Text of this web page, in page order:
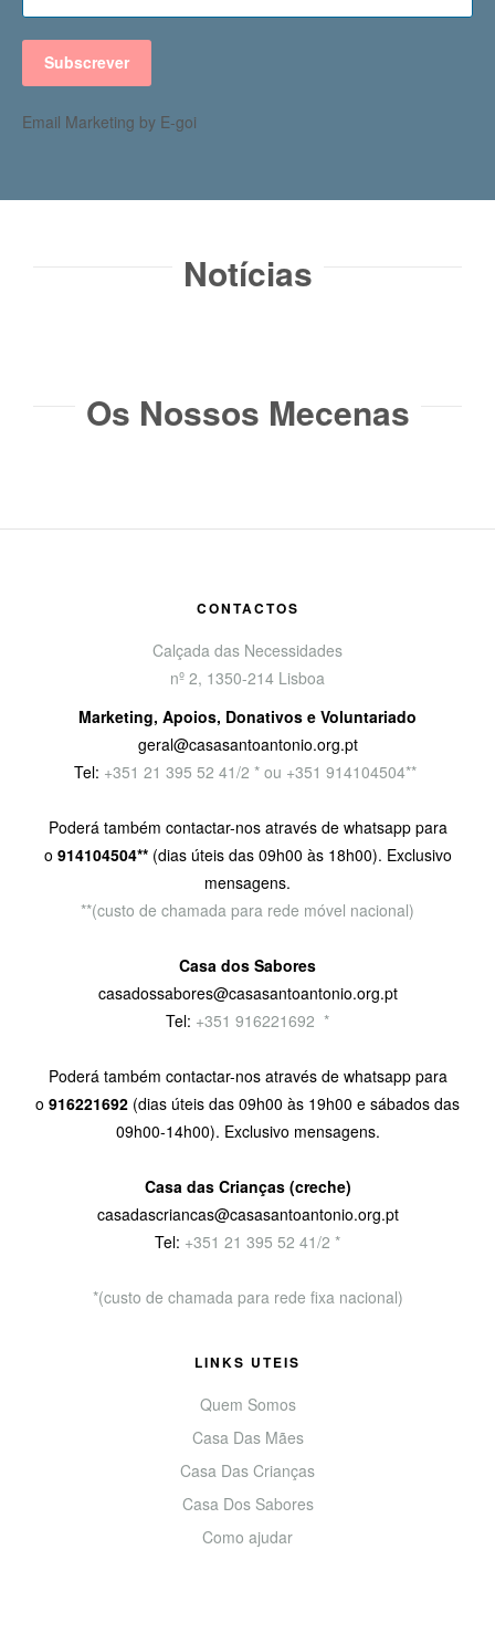
Subscrever
Email Marketing by E-goi
Notícias​
Os Nossos Mecenas
CONTACTOS
Calçada das Necessidades
nº 2, 1350-214 Lisboa
Marketing, Apoios, Donativos e Voluntariado
geral@casasantoantonio.org.pt
Tel: +351 21 395 52 41/2 * ou +351 914104504**
Poderá também contactar-nos através de whatsapp para
o 914104504** (dias úteis das 09h00 às 18h00). Exclusivo
mensagens.
**(custo de chamada para rede móvel nacional)
Casa dos Sabores
casadossabores@casasantoantonio.org.pt
Tel: +351 916221692 *
Poderá também contactar-nos através de whatsapp para
o 916221692 (dias úteis das 09h00 às 19h00 e sábados das
09h00-14h00). Exclusivo mensagens.
Casa das Crianças (creche)
casadascriancas@casasantoantonio.org.pt
Tel: +351 21 395 52 41/2 *
*(custo de chamada para rede fixa nacional)
LINKS UTEIS
Quem Somos
Casa Das Mães
Casa Das Crianças
Casa Dos Sabores
Como ajudar